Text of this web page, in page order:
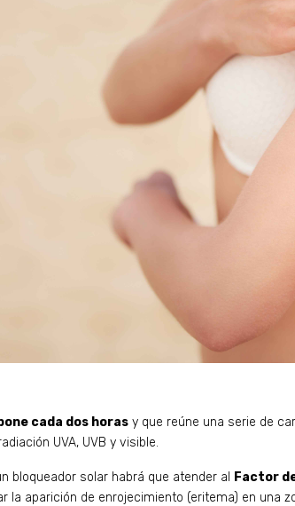
cada dos horas y que reúne una serie de
UVA, UVB y visible.
bloqueador solar habrá que atender al Factor
la aparición de enrojecimiento (eritema) en una